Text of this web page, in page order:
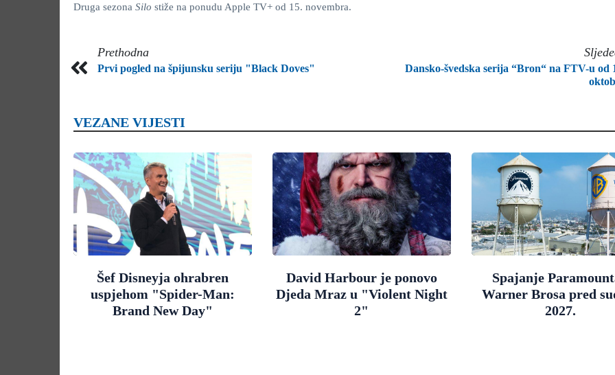
Druga sezona Silo stiže na ponudu Apple TV+ od 15. novembra.
Prethodna
Prvi pogled na špijunsku seriju "Black Doves"
Dansko-švedska serija “Bron“ na FTV-u od
VEZANE VIJESTI
Šef Disneyja ohrabren
uspjehom "Spider-Man:
Brand New Day"
David Harbour je ponovo
Djeda Mraz u "Violent Night
2"
Spajanje
Warner Brosa pred
2027.